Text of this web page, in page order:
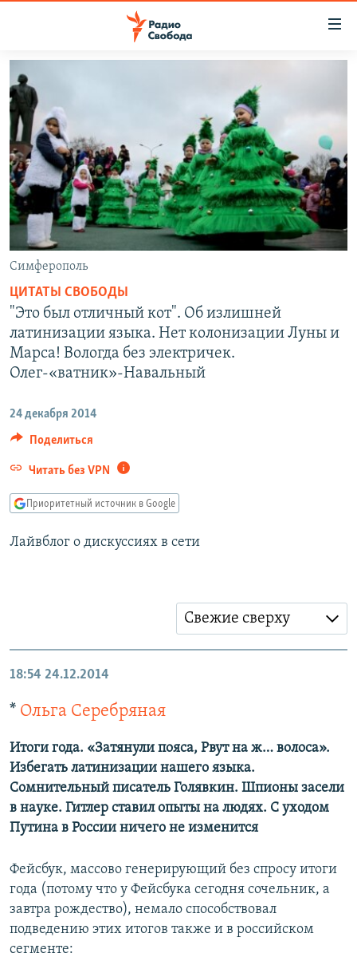
упрощенного
доступа
Вернуться
основному
содержанию
Вернутся
главной
навигации
Вернутся
поиску
ПРОГРАММЫ
ПОДКАСТЫ
АВТОРСКИЕ ПРОЕКТЫ
ЦИТАТЫ СВОБОДЫ
МНЕНИЯ
КУЛЬТУРА
IDEL.РЕАЛИИ
КАВКАЗ.РЕАЛИИ
СЕВЕР.РЕАЛИИ
СИБИРЬ.РЕАЛИИ
РАСПИСАНИЕ ВЕЩАНИЯ
СОЦИАЛЬНЫЕ СЕТИ
Все сайты РСЕ/РС
Симферополь
ЦИТАТЫ СВОБОДЫ
"Это был отличный кот". Об излишней
латинизации языка. Нет колонизации Луны и
Марса! Вологда без электричек.
Олег-«ватник»-Навальный
24 декабря 2014
Поделиться
Читать без VPN
Приоритетный источник в Google
Лайвблог о дискуссиях в сети
Свежие сверху
18:54 24.12.2014
* Ольга Серебряная
Итоги года. «Затянули пояса, Рвут на ж… волоса».
Избегать латинизации нашего языка.
Сомнительный писатель Голявкин. Шпионы засели
в науке. Гитлер ставил опыты на людях. С уходом
Путина в России ничего не изменится
Фейсбук, массово генерирующий без спросу итоги
года (потому что у Фейсбука сегодня сочельник, а
завтра рождество), немало способствовал
подведению этих итогов также и в российском
сегменте: